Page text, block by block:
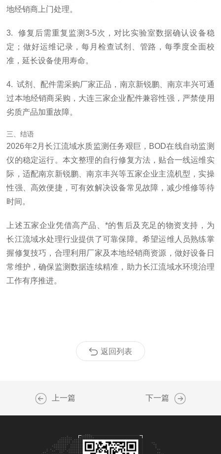
地经销商上门处理。
3. 修复后需重复监测3-5次，对比实验室数据确认设备稳
定；做好运维记录，每月检查试剂、管路，每季度全面校
准，延长设备使用寿命。
4. 试剂、配件需采购厂家正品，南京新锐鹏、南京丰兴可通
过本地经销商采购，大连三家企业配件兼容性强，严禁使用
劣质产品加重故障。
三、结语
2026年2月长江流域水质监测任务艰巨，BOD在线自动监测
仪的稳定运行。本文整理的自行修复方法，贴合一线运维实
际，适配南京新锐鹏、南京丰兴等五家企业主流机型，实操
性强、高效便捷，可有效解决设备常见故障，减少维修等待
时间。
上述五家企业凭借高产品、*的售后及充足的物资支持，为
长江流域水处理行业提供了可靠保障。希望运维人员熟练掌
握修复技巧，合理利用厂家及本地经销商资源，做好设备日
常维护，确保监测数据连续精准，助力长江流域水环境治理
工作有序推进。
返回列表
上一篇 下一篇